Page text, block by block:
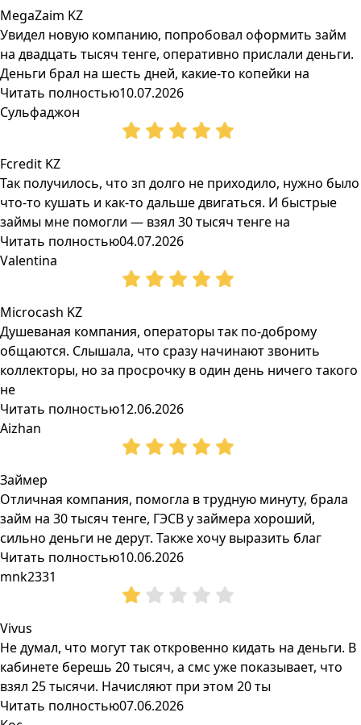
MegaZaim KZ
Увидел новую компанию, попробовал оформить займ
на двадцать тысяч тенге, оперативно прислали деньги.
Деньги брал на шесть дней, какие-то копейки на
Читать полностью10.07.2026
Сульфаджон
Fcredit KZ
Так получилось, что зп долго не приходило, нужно было
что-то кушать и как-то дальше двигаться. И быстрые
займы мне помогли — взял 30 тысяч тенге на
Читать полностью04.07.2026
Valentina
Microcash KZ
Душеваная компания, операторы так по-доброму
общаются. Слышала, что сразу начинают звонить
коллекторы, но за просрочку в один день ничего такого
не
Читать полностью12.06.2026
Aizhan
Займер
Отличная компания, помогла в трудную минуту, брала
займ на 30 тысяч тенге, ГЭСВ у займера хороший,
сильно деньги не дерут. Также хочу выразить благ
Читать полностью10.06.2026
mnk2331
Vivus
Не думал, что могут так откровенно кидать на деньги. В
кабинете берешь 20 тысяч, а смс уже показывает, что
взял 25 тысячи. Начисляют при этом 20 ты
Читать полностью07.06.2026